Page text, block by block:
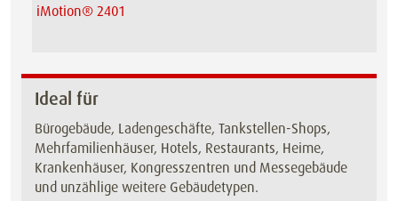
iMotion® 2401
Ideal für
Bürogebäude, Ladengeschäfte, Tankstellen-Shops,
Mehrfamilienhäuser, Hotels, Restaurants, Heime,
Krankenhäuser, Kongresszentren und Messegebäude
und unzählige weitere Gebäudetypen.